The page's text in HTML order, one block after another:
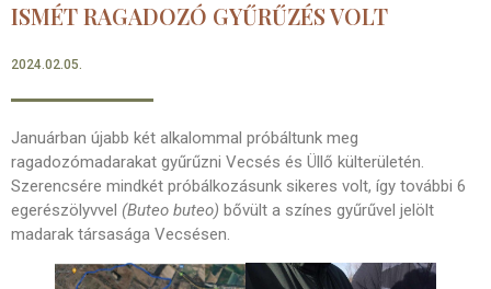
ISMÉT RAGADOZÓ GYŰRŰZÉS VOLT
2024.02.05.
Januárban újabb két alkalommal próbáltunk meg
ragadozómadarakat gyűrűzni Vecsés és Üllő külterületén.
Szerencsére mindkét próbálkozásunk sikeres volt, így további 6
egerészölyvvel (Buteo buteo) bővült a színes gyűrűvel jelölt
madarak társasága Vecsésen.